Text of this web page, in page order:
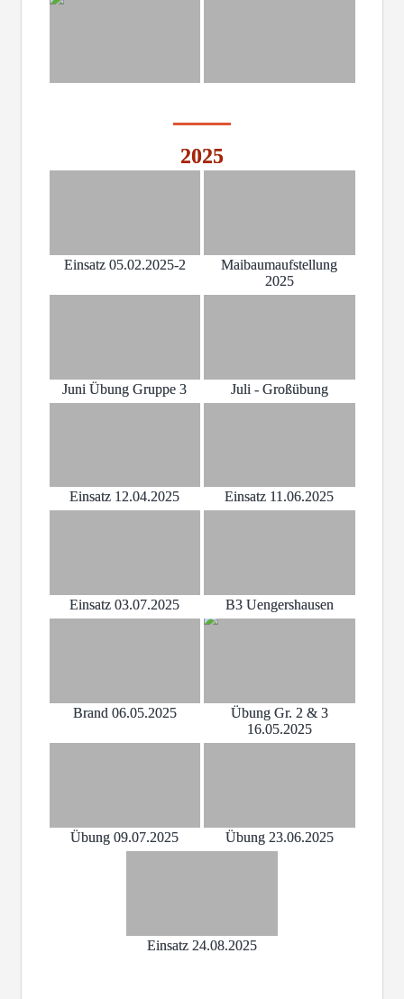
2025
Einsatz 05.02.2025-2
Maibaumaufstellung
2025
Juni Übung Gruppe 3 Juli - Großübung
Einsatz 12.04.2025 Einsatz 11.06.2025
Einsatz 03.07.2025 B3 Uengershausen
Brand 06.05.2025
Übung Gr. 2 & 3
16.05.2025
Übung 09.07.2025 Übung 23.06.2025
Einsatz 24.08.2025